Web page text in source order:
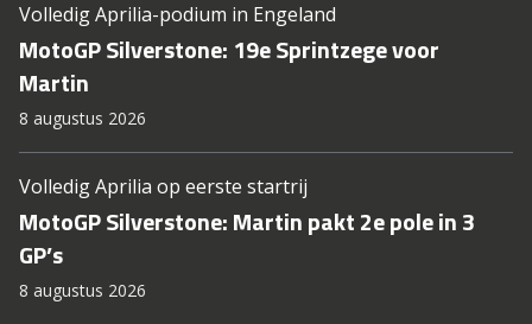
Volledig Aprilia-podium in Engeland
MotoGP Silverstone: 19e Sprintzege voor
Martin
8 augustus 2026
Volledig Aprilia op eerste startrij
MotoGP Silverstone: Martin pakt 2e pole in 3
GP’s
8 augustus 2026